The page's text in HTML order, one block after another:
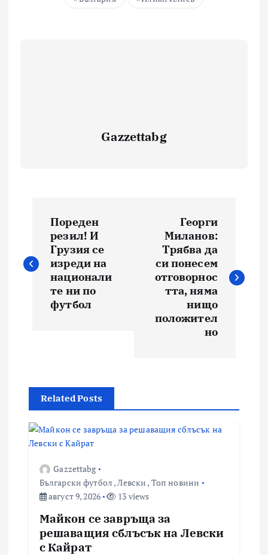
Gazzettabg
Навигация
Пореден
резил! И
Грузия се
изреди на
национали
те ни по
футбол
Георги
Миланов:
Трябва да
си понесем
отговорнос
тта, няма
нищо
положител
но
Related Posts
Gazzettabg
Български футбол ,Левски , Топ новини
август 9, 2026
13 views
Майкон се завръща за
решаващия сблъсък на Левски
с Кайрат